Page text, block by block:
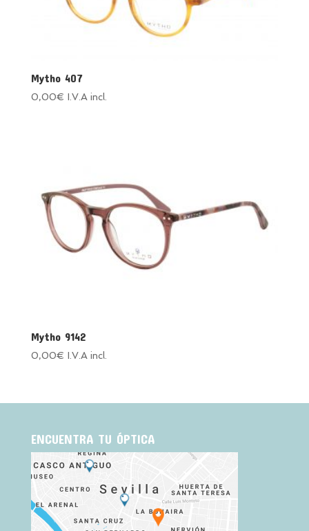
Mytho 407
0,00€ I.V.A incl.
Mytho 9142
0,00€ I.V.A incl.
ENCUENTRA TU ÓPTICA